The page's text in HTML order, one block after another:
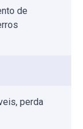
de
perda